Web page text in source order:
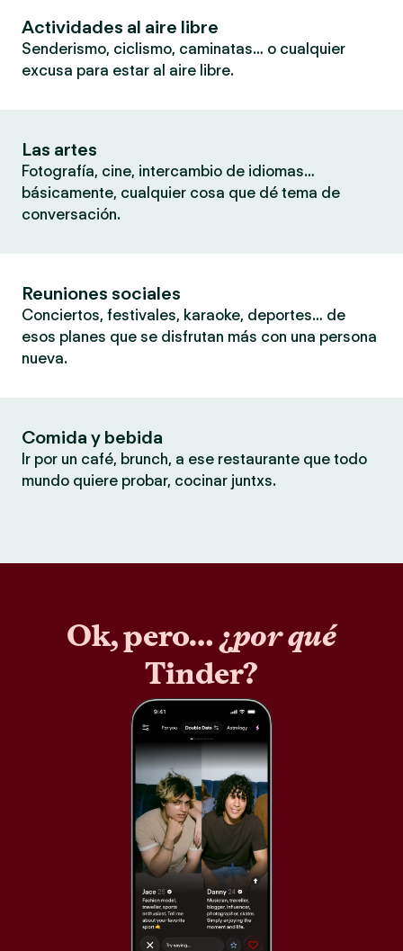
Actividades al aire libre
Senderismo, ciclismo, caminatas… o cualquier
excusa para estar al aire libre.
Las artes
Fotografía, cine, intercambio de idiomas…
básicamente, cualquier cosa que dé tema de
conversación.
Reuniones sociales
Conciertos, festivales, karaoke, deportes… de
esos planes que se disfrutan más con una persona
nueva.
Comida y bebida
Ir por un café, brunch, a ese restaurante que todo
mundo quiere probar, cocinar juntxs.
Ok, pero… ¿por qué
Tinder?